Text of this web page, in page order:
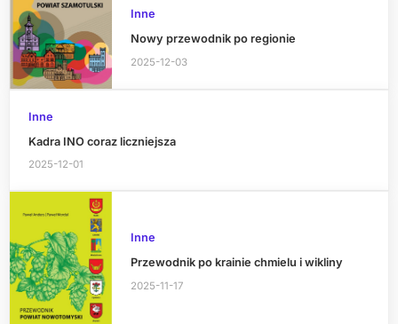
Inne
Nowy przewodnik po regionie
2025-12-03
Inne
Kadra INO coraz liczniejsza
2025-12-01
Inne
Przewodnik po krainie chmielu i wikliny
2025-11-17